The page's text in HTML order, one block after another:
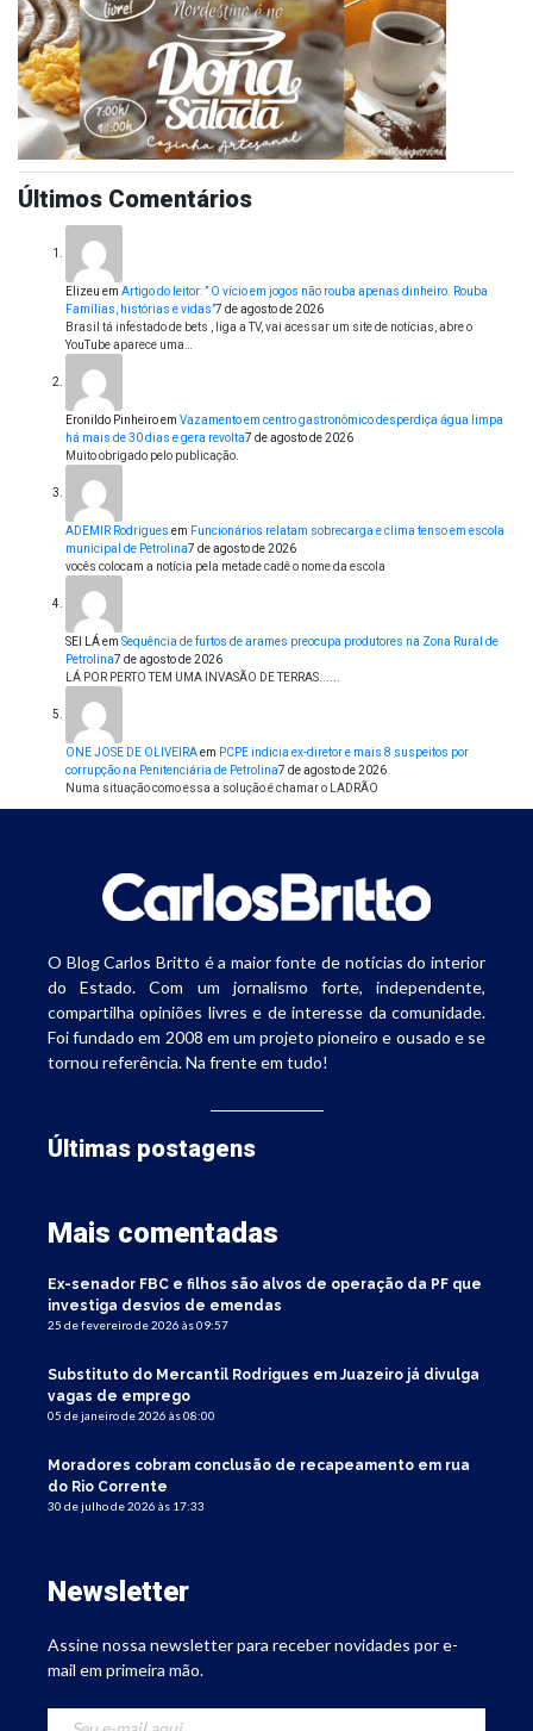
Últimos Comentários
Elizeu em Artigo do leitor: ” O vício em jogos não rouba apenas dinheiro. Rouba
Famílias, histórias e vidas”7 de agosto de 2026
Brasil tá infestado de bets , liga a TV, vai acessar um site de notícias, abre o
YouTube aparece uma…
Eronildo Pinheiroem Vazamento em centro gastronômico desperdiça água limpa
há mais de 30 dias e gera revolta7 de agosto de 2026
Muito obrigado pelo publicação.
ADEMIR Rodrigues em Funcionários relatam sobrecarga e clima tenso em escola
municipal de Petrolina7 de agosto de 2026
vocês colocam a notícia pela metade cadê o nome da escola
SEI LÁem Sequência de furtos de arames preocupa produtores na Zona Rural de
Petrolina7 de agosto de 2026
LÁ POR PERTO TEM UMA INVASÃO DE TERRAS......
ONE JOSE DE OLIVEIRAem PCPE indicia ex-diretor e mais 8 suspeitos por
corrupção na Penitenciária de Petrolina7 de agosto de 2026
Numa situação como essa a solução é chamar o LADRÃO
O Blog Carlos Britto é a maior fonte de notícias do interior
do Estado. Com um jornalismo forte, independente,
compartilha opiniões livres e de interesse da comunidade.
Foi fundado em 2008 em um projeto pioneiro e ousado e se
tornou referência. Na frente em tudo!
Últimas postagens
Mais comentadas
Ex-senador FBC e filhos são alvos de operação da PF que
investiga desvios de emendas
25 de fevereiro de 2026 às 09:57
Substituto do Mercantil Rodrigues em Juazeiro já divulga
vagas de emprego
05 de janeiro de 2026 às 08:00
Moradores cobram conclusão de recapeamento em rua
do Rio Corrente
30 de julho de 2026 às 17:33
Newsletter
Assine nossa newsletter para receber novidades por e-
mail em primeira mão.